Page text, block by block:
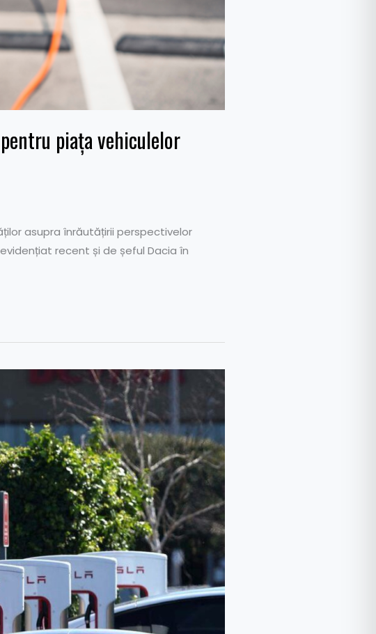
piața vehiculelor
asupra înrăutățirii perspectivelor
recent și de șeful Dacia în